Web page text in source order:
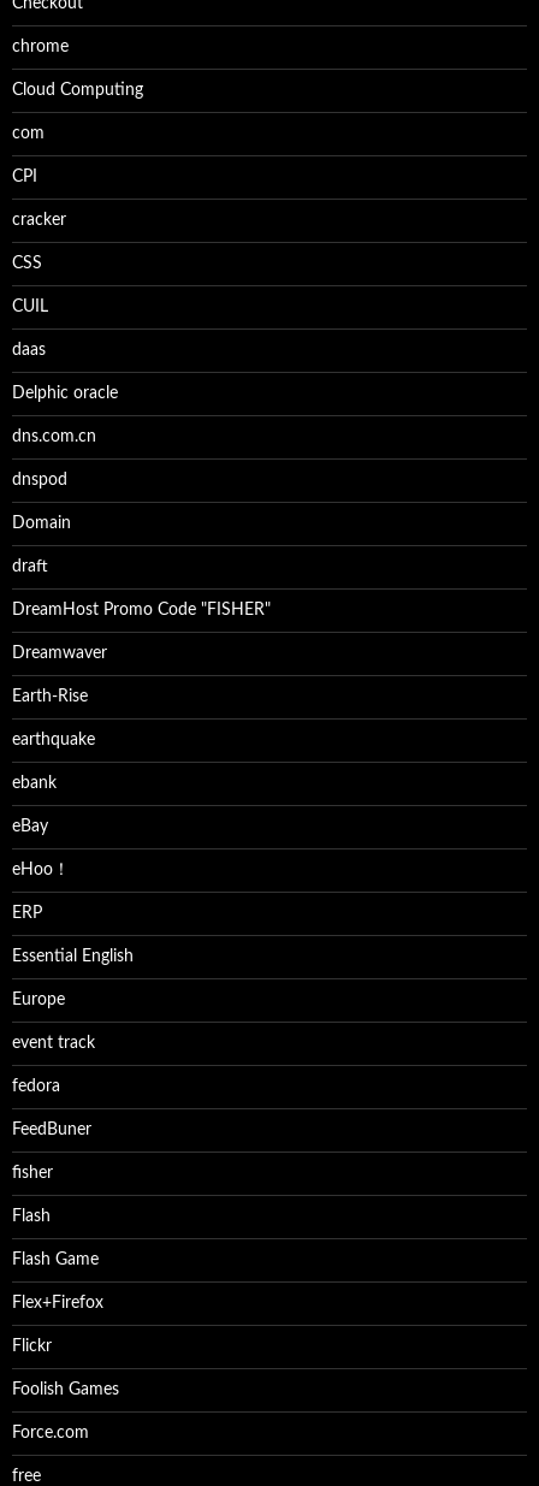
Checkout
chrome
Cloud Computing
com
CPI
cracker
CSS
CUIL
daas
Delphic oracle
dns.com.cn
dnspod
Domain
draft
DreamHost Promo Code "FISHER"
Dreamwaver
Earth-Rise
earthquake
ebank
eBay
eHoo！
ERP
Essential English
Europe
event track
fedora
FeedBuner
fisher
Flash
Flash Game
Flex+Firefox
Flickr
Foolish Games
Force.com
free